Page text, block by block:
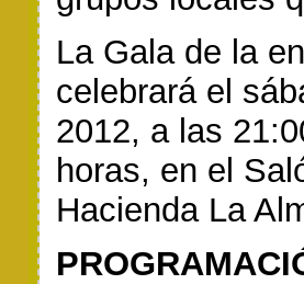
La Gala de la
celebrará el
2012, a las
horas, en el
Hacienda La